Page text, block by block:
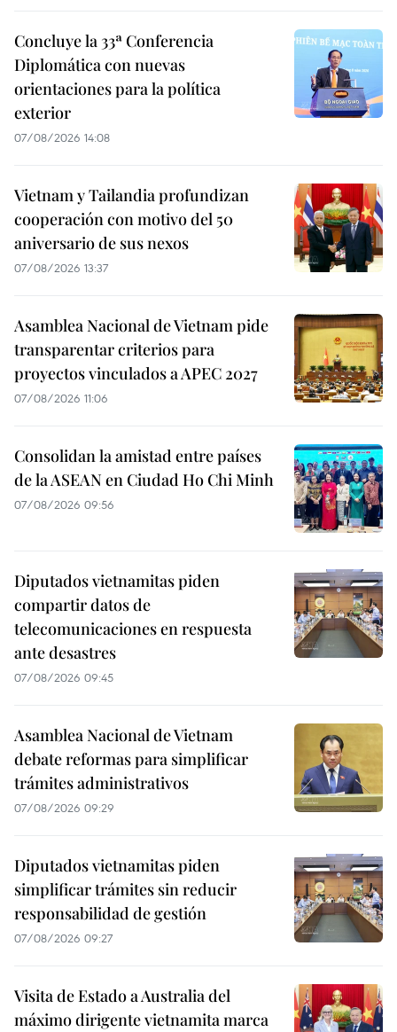
Concluye la 33ª Conferencia
Diplomática con nuevas
orientaciones para la política
exterior
07/08/2026 14:08
Vietnam y Tailandia profundizan
cooperación con motivo del 50
aniversario de sus nexos
07/08/2026 13:37
Asamblea Nacional de Vietnam pide
transparentar criterios para
proyectos vinculados a APEC 2027
07/08/2026 11:06
Consolidan la amistad entre países
de la ASEAN en Ciudad Ho Chi Minh
07/08/2026 09:56
Diputados vietnamitas piden
compartir datos de
telecomunicaciones en respuesta
ante desastres
07/08/2026 09:45
Asamblea Nacional de Vietnam
debate reformas para simplificar
trámites administrativos
07/08/2026 09:29
Diputados vietnamitas piden
simplificar trámites sin reducir
responsabilidad de gestión
07/08/2026 09:27
Visita de Estado a Australia del
máximo dirigente vietnamita marca